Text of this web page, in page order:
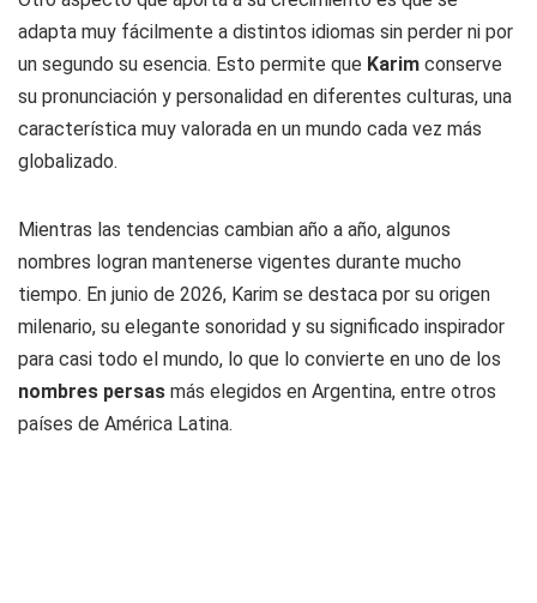
adapta muy fácilmente a distintos idiomas sin perder ni por
un segundo su esencia. Esto permite que Karim conserve
su pronunciación y personalidad en diferentes culturas, una
característica muy valorada en un mundo cada vez más
globalizado.
Mientras las tendencias cambian año a año, algunos
nombres logran mantenerse vigentes durante mucho
tiempo. En junio de 2026, Karim se destaca por su origen
milenario, su elegante sonoridad y su significado inspirador
para casi todo el mundo, lo que lo convierte en uno de los
nombres persas más elegidos en Argentina, entre otros
países de América Latina.